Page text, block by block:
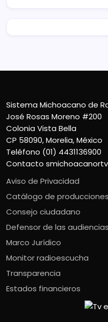
Sistema Michoacano de
José Rosas Moreno #200
Colonia Vista Bella
CP 58090, Morelia, México
Teléfono (01) 4431136900
Contacto
Aviso de Privacidad
Catálogo de producciones
Consejo ciudadano
Defensor de las audiencias
Marco Jurídico
Monitor radioescucha
Transparencia
Estados financieros